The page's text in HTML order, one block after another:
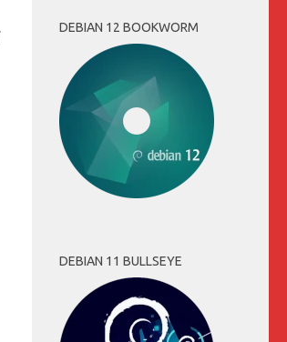
DEBIAN 12 BOOKWORM
DEBIAN 11 BULLSEYE